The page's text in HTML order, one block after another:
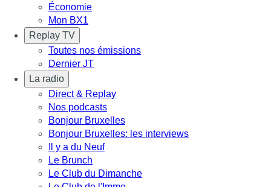
Économie
Mon BX1
Replay TV
Toutes nos émissions
Dernier JT
La radio
Direct & Replay
Nos podcasts
Bonjour Bruxelles
Bonjour Bruxelles: les interviews
Il y a du Neuf
Le Brunch
Le Club du Dimanche